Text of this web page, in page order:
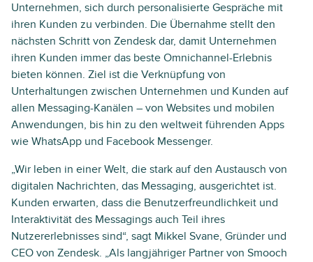
Unternehmen, sich durch personalisierte Gespräche mit
ihren Kunden zu verbinden. Die Übernahme stellt den
nächsten Schritt von Zendesk dar, damit Unternehmen
ihren Kunden immer das beste Omnichannel-Erlebnis
bieten können. Ziel ist die Verknüpfung von
Unterhaltungen zwischen Unternehmen und Kunden auf
allen Messaging-Kanälen – von Websites und mobilen
Anwendungen, bis hin zu den weltweit führenden Apps
wie WhatsApp und Facebook Messenger.
„Wir leben in einer Welt, die stark auf den Austausch von
digitalen Nachrichten, das Messaging, ausgerichtet ist.
Kunden erwarten, dass die Benutzerfreundlichkeit und
Interaktivität des Messagings auch Teil ihres
Nutzererlebnisses sind“, sagt Mikkel Svane, Gründer und
CEO von Zendesk. „Als langjähriger Partner von Smooch